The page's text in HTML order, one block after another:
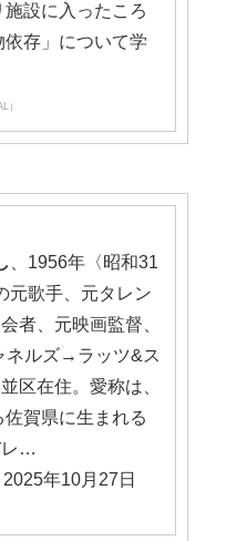
設に入ったころ
存」について学
）
、1956年〈昭和31
元歌手、元タレン
者、元映画監督、
ネルズ→ラッツ&ス
区在住。愛称は、
賀県に生まれる
レ…
年10月27日